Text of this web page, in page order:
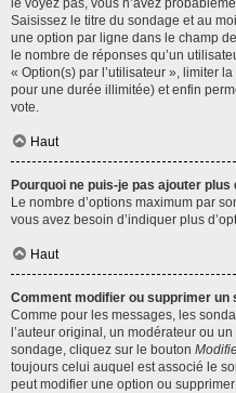
le voyez pas, vous n’avez
Saisissez le titre du sondage et au
une option par ligne dans le champ
le nombre de réponses qu’un
« Option(s) par l’utilisateur », limiter
pour une durée illimitée) et enfin
vote.
Haut
Pourquoi ne puis-je pas ajouter plus
Le nombre d’options maximum par
vous avez besoin d’indiquer plus
Haut
Comment modifier ou supprimer un
Comme pour les messages, les
l’auteur original, un modérateur ou
sondage, cliquez sur le bouton
toujours celui auquel est associé le
peut modifier une option ou